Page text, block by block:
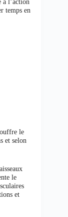
à l’action
temps en
le
et selon
le
et